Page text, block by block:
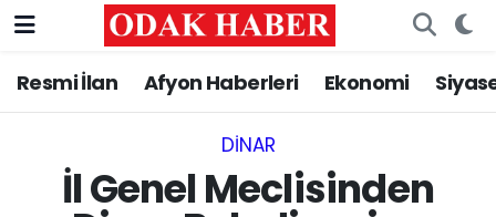
Resmi İlan Afyon Haberleri Ekonomi
DINAR
İl Genel Meclisinden
AFYONKARAHİSAR HABERLERİ
ASAYİŞ
Nöbetçi Eczaneler
Trafik Durumu